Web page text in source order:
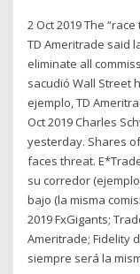
2 Oct 2019 The
TD Ameritrade said
eliminate all
sacudió Wall Street
ejemplo, TD
Oct 2019 Charles
yesterday. Shares
faces threat.
su corredor
bajo (la misma
2019 FxGigants;
Ameritrade; Fidelity
siempre será la